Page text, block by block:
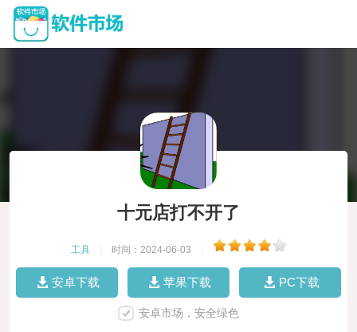
十元店打不开了
工具 时间：2024-06-03
安卓下载 苹果下载 PC下载
安卓市场，安全绿色